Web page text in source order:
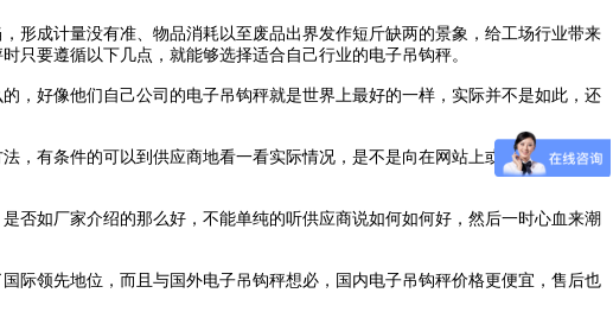
成计量没有准、物品消耗以至废品出界发作短斤缺两的景象，给工场行业带来
只要遵循以下几点，就能够选择适合自己行业的电子吊钩秤。
好像他们自己公司的电子吊钩秤就是世界上最好的一样，实际并不是如此，还
，有条件的可以到供应商地看一看实际情况，是不是向在网站上或是资料上说的
如厂家介绍的那么好，不能单纯的听供应商说如何如何好，然后一时心血来潮
领先地位，而且与国外电子吊钩秤想必，国内电子吊钩秤价格更便宜，售后也